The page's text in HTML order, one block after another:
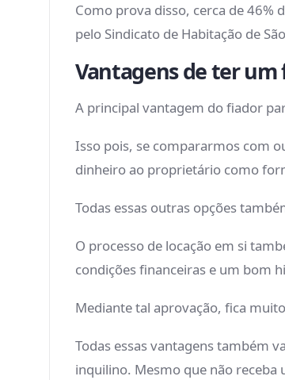
Como prova disso, cerca de 46%
pelo Sindicato de Habitação de
Vantagens de ter um
A principal vantagem do fiador
Isso pois, se compararmos com
dinheiro ao proprietário como
Todas essas outras opções
O processo de locação em si
condições financeiras e um bom
Mediante tal aprovação, fica
Todas essas vantagens também
inquilino. Mesmo que não